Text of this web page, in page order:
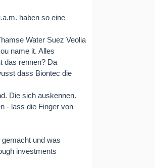
haben so eine
Water Suez Veolia
name it. Alles
das rennen? Da
dass Biontec die
Die sich auskennen.
- lass die Finger von
und was
investments